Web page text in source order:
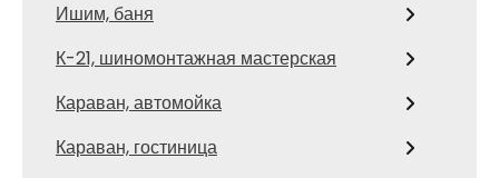
Ишим, баня
К-21, шиномонтажная мастерская
Караван, автомойка
Караван, гостиница